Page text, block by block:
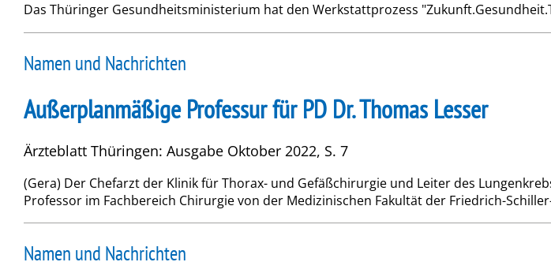
Das Thüringer Gesundheitsministerium hat den Werkstattprozess
Namen und Nachrichten
Außerplanmäßige Professur für PD Dr. Thomas Lesser
Ärzteblatt Thüringen: Ausgabe Oktober 2022, S. 7
(Gera) Der Chefarzt der Klinik für Thorax- und Gefäßchirurgie und Leiter des
Professor im Fachbereich Chirurgie von der Medizinischen Fakultät der Friedrich-
Namen und Nachrichten